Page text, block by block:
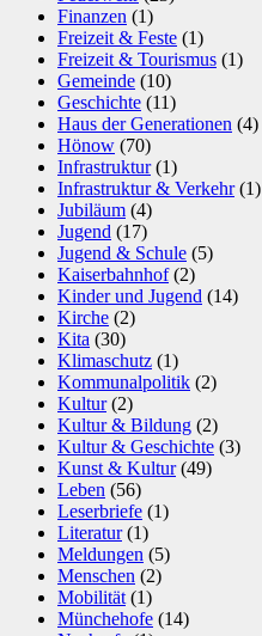
Finanzen (1)
Freizeit & Feste (1)
Freizeit & Tourismus (1)
Gemeinde (10)
Geschichte (11)
Haus der Generationen (4)
Hönow (70)
Infrastruktur(1)
Infrastruktur & Verkehr(1)
Jubiläum (4)
Jugend (17)
Jugend & Schule (5)
Kaiserbahnhof(2)
Kinder und Jugend (14)
Kirche (2)
Kita (30)
Klimaschutz (1)
Kommunalpolitik (2)
Kultur(2)
Kultur & Bildung (2)
Kultur & Geschichte (3)
Kunst & Kultur(49)
Leben (56)
Leserbriefe (1)
Literatur(1)
Meldungen (5)
Menschen (2)
Mobilität (1)
Münchehofe (14)